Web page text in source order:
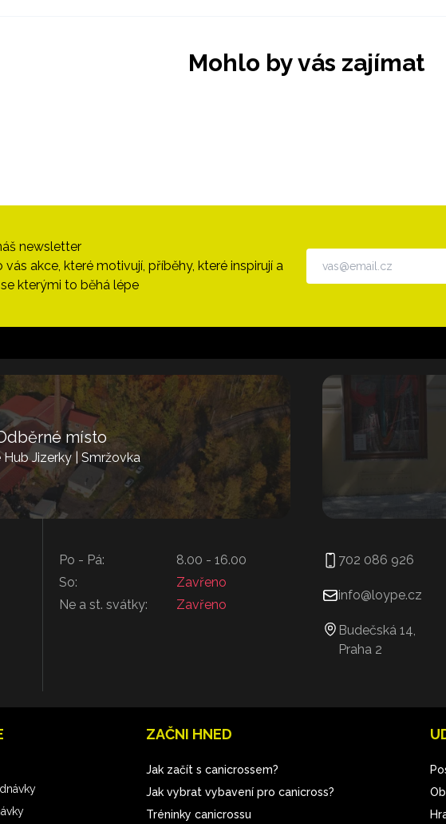
Mohlo by vás zajímat
newsletter
vás akce, které motivují, příběhy, které inspirují a
kterými to běhá lépe
místo
Jizerky | Smržovka
Po - Pá:
So:
Ne a st. svátky:
8.00 - 16.00
Zavřeno
Zavřeno
702 086 926
info@loype.cz
Budečská 14,
Praha 2
ZAČNI HNED
Jak začít s canicrossem?
Jak vybrat vybavení pro canicross?
Tréninky canicrossu